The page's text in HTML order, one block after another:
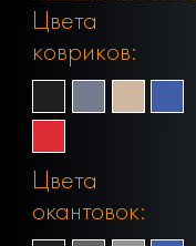
Цвета
ковриков:
Цвета
окантовок: